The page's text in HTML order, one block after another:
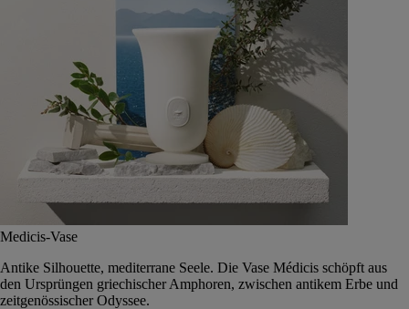
Medicis-Vase
Antike Silhouette, mediterrane Seele. Die Vase Médicis schöpft aus
den Ursprüngen griechischer Amphoren, zwischen antikem Erbe und
zeitgenössischer Odyssee.